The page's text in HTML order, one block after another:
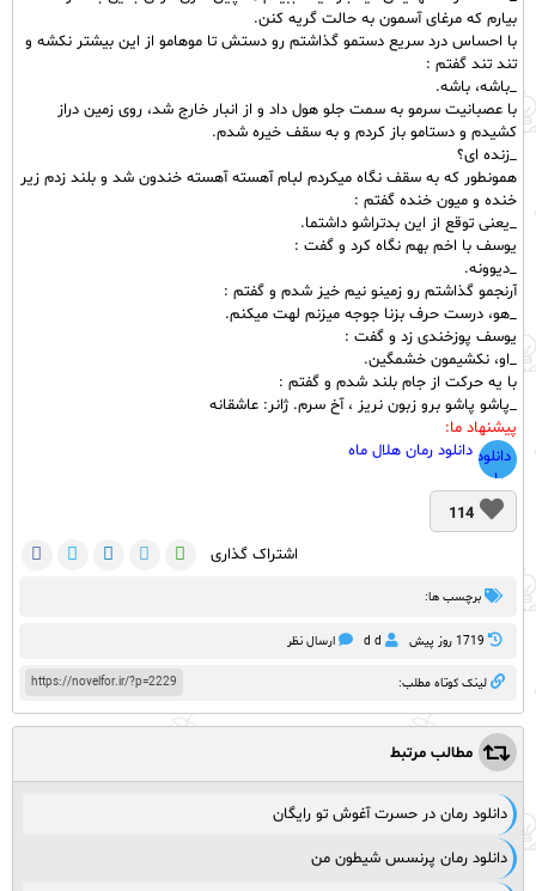
بیارم که مرغای آسمون به حالت گریه کنن.
با احساس درد سریع دستمو گذاشتم رو دستش تا موهامو از این بیشتر نکشه و
تند تند گفتم :
_باشه، باشه.
با عصبانیت سرمو به سمت جلو هول داد و از انبار خارج شد، روی زمین دراز
کشیدم و دستامو باز کردم و به سقف خیره شدم.
_زنده ای؟
همونطور که به سقف نگاه میکردم لبام آهسته آهسته خندون شد و بلند زدم زیر
خنده و میون خنده گفتم :
_یعنی توقع از این بدتراشو داشتما.
یوسف با اخم بهم نگاه کرد و گفت :
_دیوونه.
آرنجمو گذاشتم رو زمینو نیم خیز شدم و گفتم :
_هو، درست حرف بزنا جوجه میزنم لهت میکنم.
یوسف پوزخندی زد و گفت :
_او، نکشیمون خشمگین.
با یه حرکت از جام بلند شدم و گفتم :
_پاشو پاشو برو زبون نریز ، آخ سرم. ژانر: عاشقانه
پیشنهاد ما:
دانلود
رمان
همان
همیشگی
دانلود رمان هلال ماه
114
اشتراک گذاری
برچسب ها:
1719 روز پيش d d ارسال نظر
https://novelfor.ir/?p=2229 لینک کوتاه مطلب:
مطالب مرتبط
دانلود رمان در حسرت آغوش تو رایگان
دانلود رمان پرنسس شیطون من